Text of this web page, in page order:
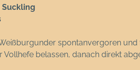
Suckling
spontanvergoren und
Vollhefe belassen, danach direkt